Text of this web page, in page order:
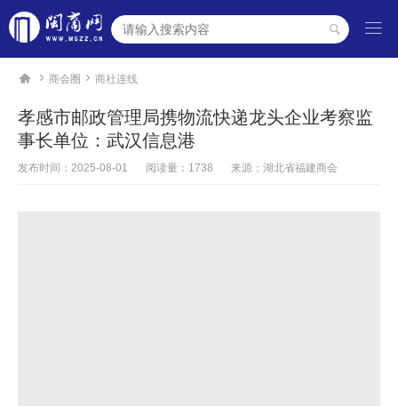

  商会圈  商社连线
孝感市邮政管理局携物流快递龙头企业考察监
事长单位：武汉信息港
发布时间： 2025-08-01 阅读量：1738 来源：湖北省福建商会